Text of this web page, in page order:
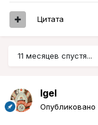
Цитата
11 месяцев спустя...
Igel
Опубликовано